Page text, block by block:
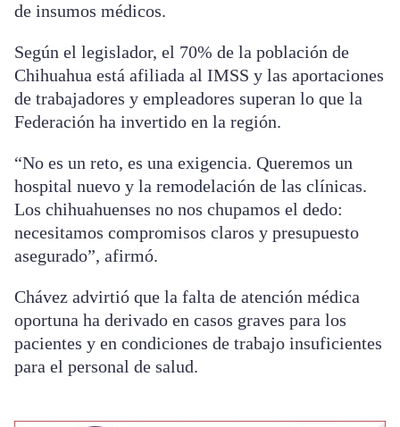
de insumos médicos.
Según el legislador, el 70% de la población de
Chihuahua está afiliada al IMSS y las aportaciones
de trabajadores y empleadores superan lo que la
Federación ha invertido en la región.
“No es un reto, es una exigencia. Queremos un
hospital nuevo y la remodelación de las clínicas.
Los chihuahuenses no nos chupamos el dedo:
necesitamos compromisos claros y presupuesto
asegurado”, afirmó.
Chávez advirtió que la falta de atención médica
oportuna ha derivado en casos graves para los
pacientes y en condiciones de trabajo insuficientes
para el personal de salud.